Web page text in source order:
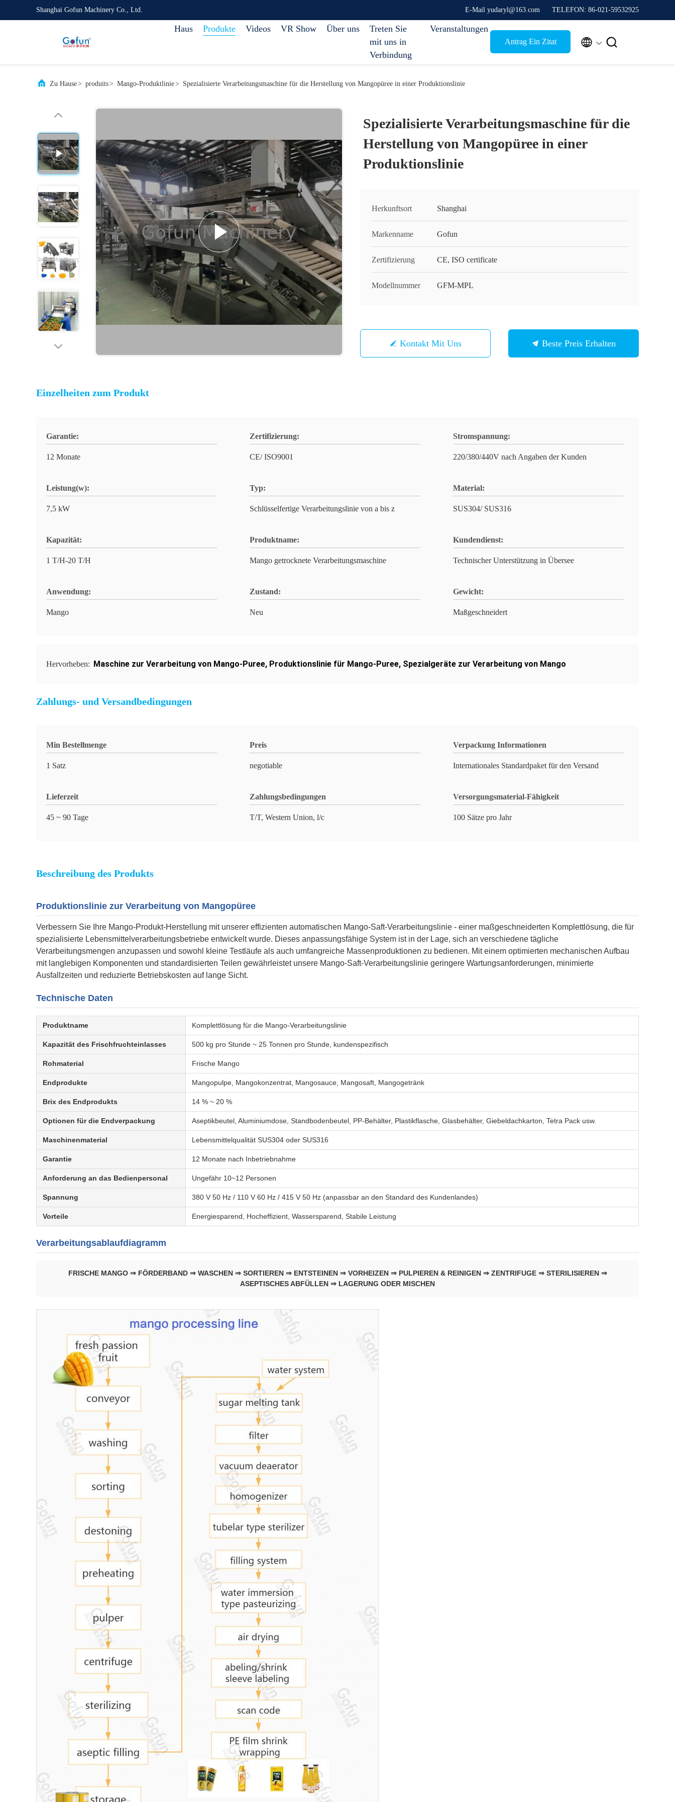
Shanghai Gofun Machinery Co., Ltd. E-Mail yudaryl@163.com TELEFON: 86-021-59532925
Haus Produkte Videos VR Show Über uns
Treten Sie
mit uns in
Verbindung
Veranstaltungen
Antrag Ein Zitat  
Zu Hause> produits> Mango-Produktlinie> Spezialisierte Verarbeitungsmaschine für die Herstellung von Mangopüree in einer Produktionslinie
Spezialisierte Verarbeitungsmaschine für die
Herstellung von Mangopüree in einer
Produktionslinie
Herkunftsort Shanghai
Markenname Gofun
Zertifizierung CE, ISO certificate
Modellnummer GFM-MPL
Kontakt Mit Uns Beste Preis Erhalten
Einzelheiten zum Produkt
Garantie:
12 Monate
Zertifizierung:
CE/ ISO9001
Stromspannung:
220/380/440V nach Angaben der Kunden
Leistung(w):
7,5 kW
Typ:
Schlüsselfertige Verarbeitungslinie von a bis z
Material:
SUS304/ SUS316
Kapazität:
1 T/H-20 T/H
Produktname:
Mango getrocknete Verarbeitungsmaschine
Kundendienst:
Technischer Unterstützung in Übersee
Anwendung:
Mango
Zustand:
Neu
Gewicht:
Maßgeschneidert
Hervorheben: Maschine zur Verarbeitung von Mango-Puree, Produktionslinie für Mango-Puree, Spezialgeräte zur Verarbeitung von Mango
Zahlungs- und Versandbedingungen
Min Bestellmenge
1 Satz
Preis
negotiable
Verpackung Informationen
Internationales Standardpaket für den Versand
Lieferzeit
45 ~ 90 Tage
Zahlungsbedingungen
T/T, Western Union, l/c
Versorgungsmaterial-Fähigkeit
100 Sätze pro Jahr
Beschreibung des Produkts
Produktionslinie zur Verarbeitung von Mangopüree
Verbessern Sie Ihre Mango-Produkt-Herstellung mit unserer effizienten automatischen Mango-Saft-Verarbeitungslinie - einer maßgeschneiderten Komplettlösung, die für
spezialisierte Lebensmittelverarbeitungsbetriebe entwickelt wurde. Dieses anpassungsfähige System ist in der Lage, sich an verschiedene tägliche
Verarbeitungsmengen anzupassen und sowohl kleine Testläufe als auch umfangreiche Massenproduktionen zu bedienen. Mit einem optimierten mechanischen Aufbau
mit langlebigen Komponenten und standardisierten Teilen gewährleistet unsere Mango-Saft-Verarbeitungslinie geringere Wartungsanforderungen, minimierte
Ausfallzeiten und reduzierte Betriebskosten auf lange Sicht.
Technische Daten
Produktname Komplettlösung für die Mango-Verarbeitungslinie
Kapazität des Frischfruchteinlasses 500 kg pro Stunde ~ 25 Tonnen pro Stunde, kundenspezifisch
Rohmaterial Frische Mango
Endprodukte Mangopulpe, Mangokonzentrat, Mangosauce, Mangosaft, Mangogetränk
Brix des Endprodukts 14 % ~ 20 %
Optionen für die Endverpackung Aseptikbeutel, Aluminiumdose, Standbodenbeutel, PP-Behälter, Plastikflasche, Glasbehälter, Giebeldachkarton, Tetra Pack usw.
Maschinenmaterial Lebensmittelqualität SUS304 oder SUS316
Garantie 12 Monate nach Inbetriebnahme
Anforderung an das Bedienpersonal Ungefähr 10~12 Personen
Spannung 380 V 50 Hz / 110 V 60 Hz / 415 V 50 Hz (anpassbar an den Standard des Kundenlandes)
Vorteile Energiesparend, Hocheffizient, Wassersparend, Stabile Leistung
Verarbeitungsablaufdiagramm
FRISCHE MANGO ⇒ FÖRDERBAND ⇒ WASCHEN ⇒ SORTIEREN ⇒ ENTSTEINEN ⇒ VORHEIZEN ⇒ PULPIEREN & REINIGEN ⇒ ZENTRIFUGE ⇒ STERILISIEREN ⇒
ASEPTISCHES ABFÜLLEN ⇒ LAGERUNG ODER MISCHEN